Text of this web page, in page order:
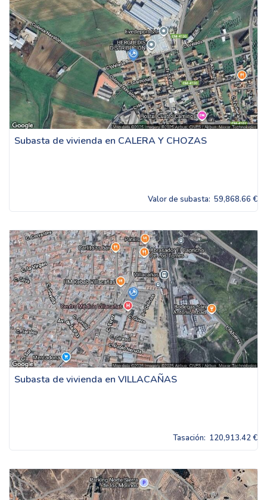
Subasta de vivienda en CALERA Y CHOZAS
Valor de subasta: 59,868.66 €
Subasta de vivienda en VILLACAÑAS
Tasación: 120,913.42 €